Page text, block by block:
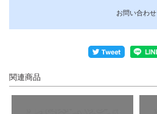
お問い合わせ
関連商品